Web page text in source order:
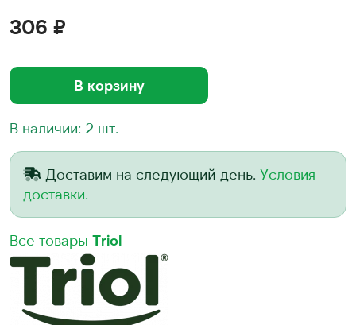
306 ₽
В корзину
В наличии: 2 шт.
Доставим на следующий день. Условия
доставки.
Все товары Triol